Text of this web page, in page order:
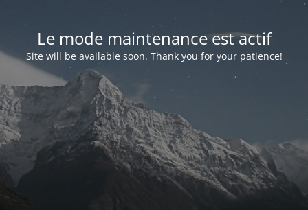
Le mode maintenance est actif
Site will be available soon. Thank you for your patience!